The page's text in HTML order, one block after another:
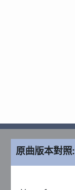
原曲版本對照: